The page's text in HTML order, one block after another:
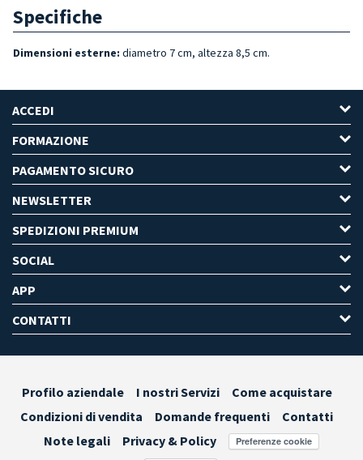
Specifiche
Dimensioni esterne: diametro 7 cm, altezza 8,5 cm.
ACCEDI
FORMAZIONE
PAGAMENTO SICURO
NEWSLETTER
SPEDIZIONI PREMIUM
SOCIAL
APP
CONTATTI
Profilo aziendale I nostri Servizi
Come acquistare
Condizioni di vendita
Domande frequenti
Contatti
Note legali
Privacy & Policy Preferenze cookie